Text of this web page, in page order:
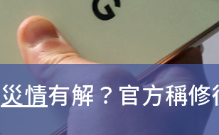
災情有解？官方稱